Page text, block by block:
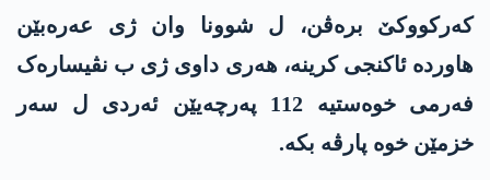
کەرکووکێ برەڤن، ل شوونا وان ژی عەرەبێن
هاوردە ئاکنجی کرینە، هەری داوی ژی ب نڤیسارەک
فەرمی خوەستیە 112 پەرچەیێن ئەردی ل سەر
خزمێن خوە پارڤە بکە.